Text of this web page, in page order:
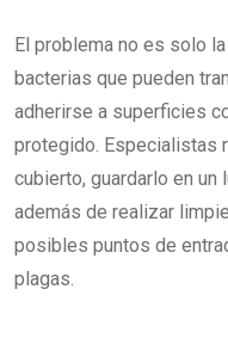
El problema no es solo
bacterias que pueden
adherirse a superficies
protegido. Especialistas
cubierto, guardarlo en un
además de realizar
posibles puntos de
plagas.